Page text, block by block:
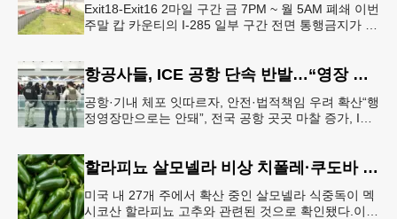
Exit18-Exit16 2마일 구간 금 7PM ~ 월 5AM 폐쇄 이번
주말 캅 카운티의 I-285 일부 구간 전면 통행금지가 시
항공사들, ICE 공항 단속 반발…“영장 없인 협조 불가”
공항·기내 체포 잇따르자, 안전·법적책임 우려 확산“행
정영장만으로는 안돼”, 전국 공항 곳곳 마찰 증가, ICE
할라피뇨 살모넬라 비상 치폴레·쿠도바 긴급 회수
미국 내 27개 주에서 확산 중인 살모넬라 식중독이 멕
시코산 할라피뇨 고추와 관련된 것으로 확인됐다.이에